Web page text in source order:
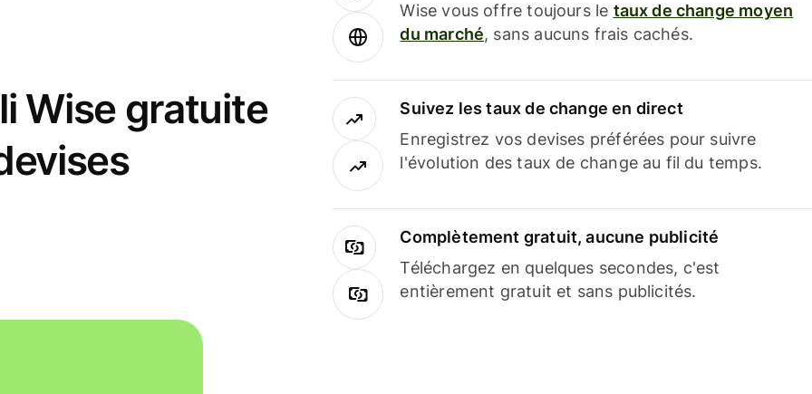
Wise gratuite
Wise vous offre toujours le taux de change moyen
du marché, sans aucuns frais cachés.
Suivez les taux de change en direct
Enregistrez vos devises préférées pour suivre
l'évolution des taux de change au fil du temps.
Complètement gratuit, aucune publicité
Téléchargez en quelques secondes, c'est
entièrement gratuit et sans publicités.